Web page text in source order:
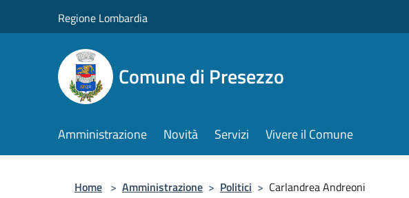
Regione Lombardia
Comune di Presezzo
Amministrazione Novità Servizi Vivere il Comune
Home > Amministrazione > Politici > Carlandrea Andreoni